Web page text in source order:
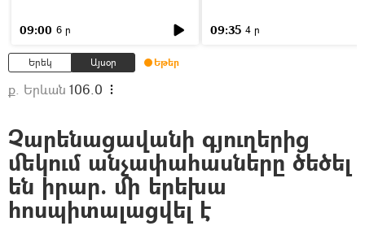
09:00 6 ր 09:35 4 ր
Երեկ Այսօր Եթեր
ք. Երևան 106.0
Չարենացավանի գյուղերից
մեկում անչափահասները ծեծել
են իրար. մի երեխա
հոսպիտալացվել է